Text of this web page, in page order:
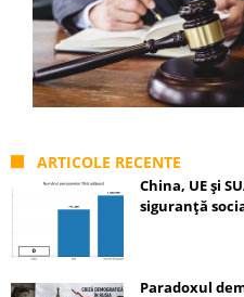
ARTICOLE RECENTE
China, UE și
siguranță
Paradoxul